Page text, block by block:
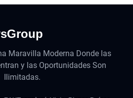
Maravilla Moderna Donde las
y las Oportunidades Son
Ilimitadas.